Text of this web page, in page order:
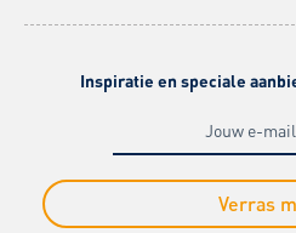
Inspiratie en speciale
Verras